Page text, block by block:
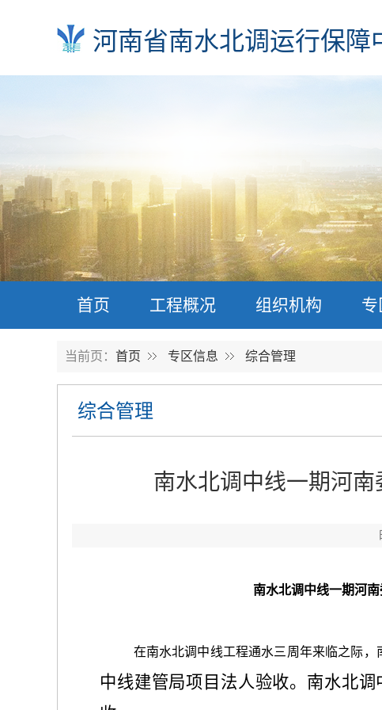
河南省南水北调运行保障
首页 工程概况 组织机构 专
当前页： 首页 专区信息 综合管理
综合管理
南水北调中线一期河
南水北调中线一期河南
在南水北调中线工程通水三周年来临之际，
中线建管局项目法人验收。南水北